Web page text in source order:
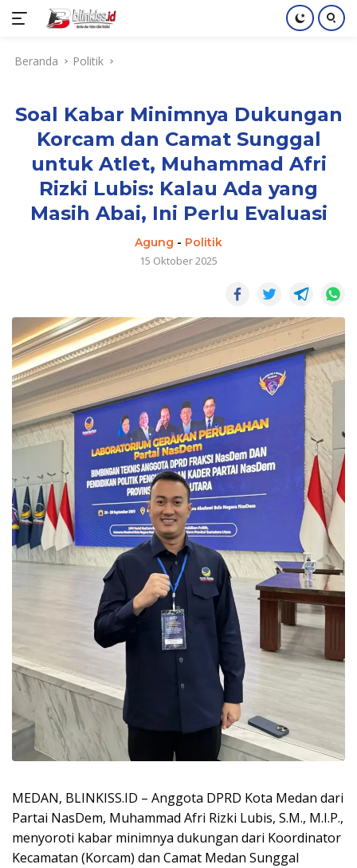
Beranda Politik
Soal Kabar Minimnya Dukungan
Korcam dan Camat Sunggal
untuk Atlet, Muhammad Afri
Rizki Lubis: Kalau Ada yang
Masih Abai, Ini Perlu Evaluasi
Agung - Politik
15 Oktober 2025
MEDAN, BLINKISS.ID – Anggota DPRD Kota Medan dari
Partai NasDem, Muhammad Afri Rizki Lubis, S.M., M.I.P.,
menyoroti kabar minimnya dukungan dari Koordinator
Kecamatan (Korcam) dan Camat Medan Sunggal